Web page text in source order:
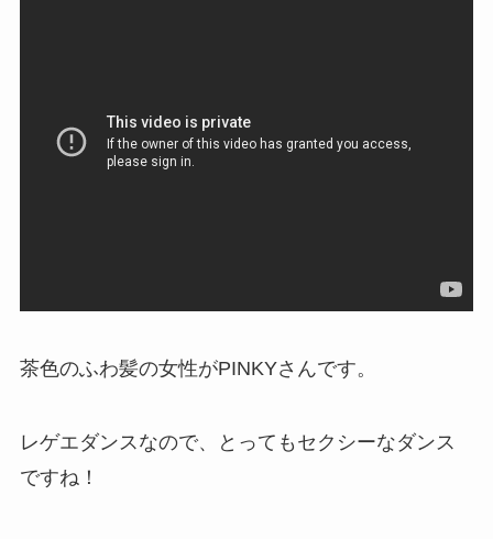
茶色のふわ髪の女性がPINKYさんです。
レゲエダンスなので、とってもセクシーなダンス
ですね！